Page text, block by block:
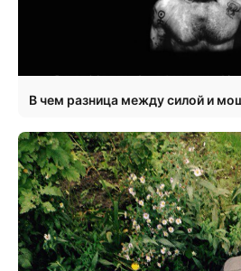
В чем разница между силой и